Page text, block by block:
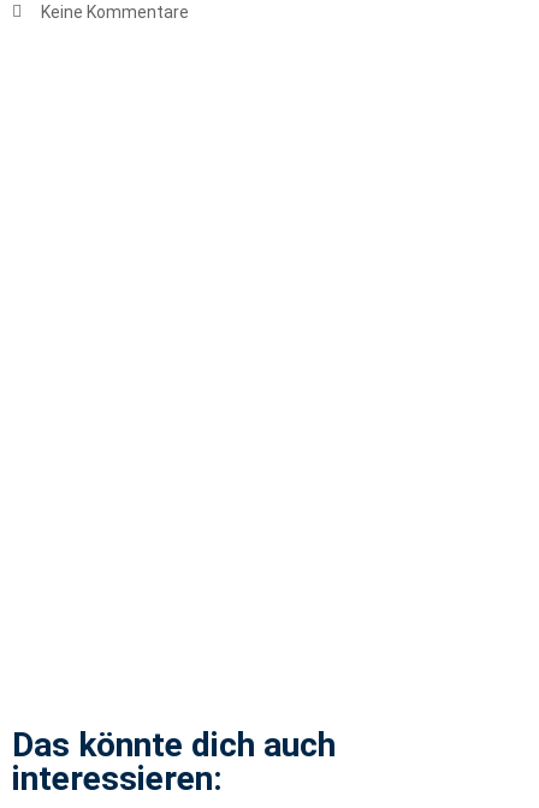
Keine Kommentare
Das könnte dich auch
interessieren: